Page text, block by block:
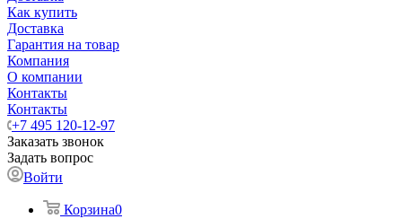
Как купить
Доставка
Гарантия на товар
Компания
О компании
Контакты
Контакты
+7 495 120-12-97
Заказать звонок
Задать вопрос
Войти
Корзина0